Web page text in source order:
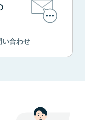
い合わせ